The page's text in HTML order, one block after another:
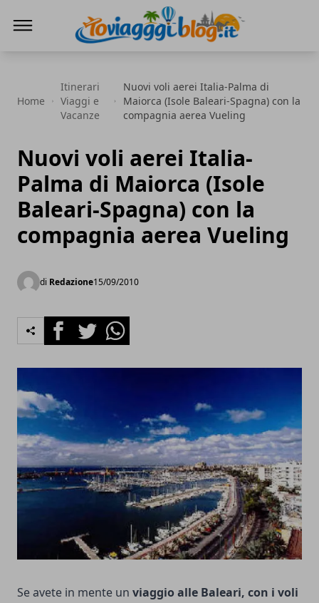
Home
Itinerari
Viaggi e
Vacanze
Nuovi voli aerei Italia-Palma di
Maiorca (Isole Baleari-Spagna) con la
compagnia aerea Vueling
Nuovi voli aerei Italia-
Palma di Maiorca (Isole
Baleari-Spagna) con la
compagnia aerea Vueling
di Redazione15/09/2010
FacebookTwitterWhatsapp
Se avete in mente un viaggio alle Baleari, con i voli